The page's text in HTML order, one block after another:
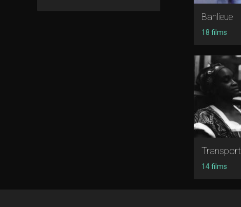
Banlieue
18 films
Transport
14 films